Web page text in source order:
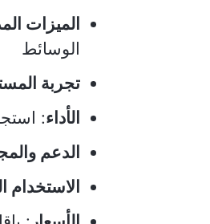
الميزات
الوسائط
تجربة
الأداء:
الدعم
الاستخدام